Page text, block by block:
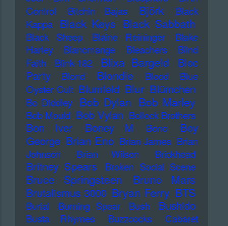
Control
Bitchin Bajas Björk
Black
Kappa Black Keys Black Sabbath
Black Sheep Blaine Reininger
Blake
Harley
Blancmange Bleachers
Blind
Faith
Blink-182 Blixa Bargeld
Bloc
Party
Blond Blondie Blood
Blue
Oyster Cult Blumfeld Blur Blümchen
Bo Diddley Bob Dylan Bob Marley
Bob Mould Bob Vylan Bollock Brothers
Bon Iver Boney M Bono
Boy
George Brian Eno Brian James Brian
Johnson
Brian Wilson Brickhead
Britney Spears Broken Social Scene
Bruce Springsteen Bruno Mars
Brutalismus 3000 Bryan Ferry BTS
Burial Burning Spear Bush Bushido
Busta Rhymes Buzzcocks
Cabaret